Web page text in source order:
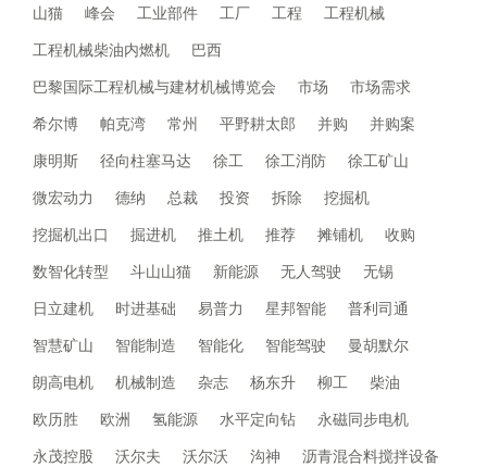
山猫
峰会 工业部件 工厂 工程
工程机械
工程机械柴油内燃机
巴西
巴黎国际工程机械与建材机械博览会
市场
市场需求
希尔博
帕克湾 常州 平野耕太郎 并购
并购案
康明斯
径向柱塞马达 徐工 徐工消防
徐工矿山
微宏动力
德纳 总裁 投资 拆除
挖掘机
挖掘机出口
掘进机 推土机 推荐 摊铺机
收购
数智化转型
斗山山猫 新能源 无人驾驶
无锡
日立建机
时进基础 易普力 星邦智能
普利司通
智慧矿山
智能制造 智能化 智能驾驶
曼胡默尔
朗高电机
机械制造 杂志 杨东升 柳工
柴油
欧历胜
欧洲 氢能源 水平定向钻
永磁同步电机
永茂控股
沃尔夫 沃尔沃 沟神
沥青混合料搅拌设备